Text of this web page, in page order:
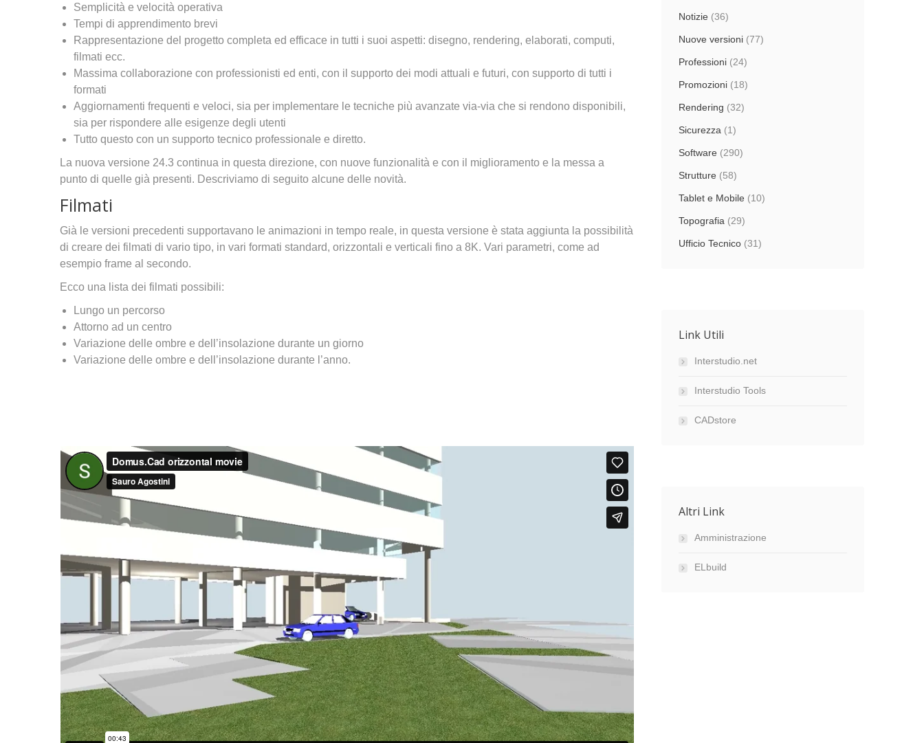
Semplicità e velocità operativa
Tempi di apprendimento brevi
Rappresentazione del progetto completa ed efficace in tutti i suoi aspetti: disegno, rendering, elaborati, computi,
filmati ecc.
Massima collaborazione con professionisti ed enti, con il supporto dei modi attuali e futuri, con supporto di tutti i
formati
Aggiornamenti frequenti e veloci, sia per implementare le tecniche più avanzate via-via che si rendono disponibili,
sia per rispondere alle esigenze degli utenti
Tutto questo con un supporto tecnico professionale e diretto.
La nuova versione 24.3 continua in questa direzione, con nuove funzionalità e con il miglioramento e la messa a
punto di quelle già presenti. Descriviamo di seguito alcune delle novità.
Filmati
Già le versioni precedenti supportavano le animazioni in tempo reale, in questa versione è stata aggiunta la possibilità
di creare dei filmati di vario tipo, in vari formati standard, orizzontali e verticali fino a 8K. Vari parametri, come ad
esempio frame al secondo.
Ecco una lista dei filmati possibili:
Lungo un percorso
Attorno ad un centro
Variazione delle ombre e dell’insolazione durante un giorno
Variazione delle ombre e dell’insolazione durante l’anno.
Notizie (36)
Nuove versioni (77)
Professioni (24)
Promozioni (18)
Rendering (32)
Sicurezza (1)
Software (290)
Strutture (58)
Tablet e Mobile (10)
Topografia (29)
Ufficio Tecnico (31)
Link Utili
Interstudio.net
Interstudio Tools
CADstore
Altri Link
Amministrazione
ELbuild